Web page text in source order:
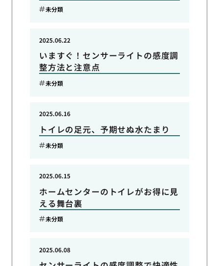
未分類
いますぐ！センサーライトの感度調
整方法と注意点
2025.06.22
未分類
トイレの足元、予期せぬ水たまり
2025.06.16
未分類
ホームセンターのトイレがお得に見
える舞台裏
2025.06.15
未分類
2025.06.08